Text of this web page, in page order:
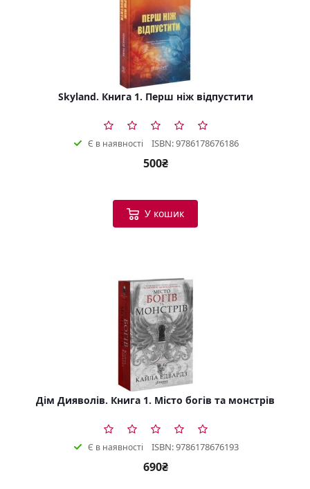
Skyland. Книга 1. Перш ніж відпустити
Є в наявності ISBN: 9786178676186
500₴
У кошик
Дім Дияволів. Книга 1. Місто богів та монстрів
Є в наявності ISBN: 9786178676193
690₴